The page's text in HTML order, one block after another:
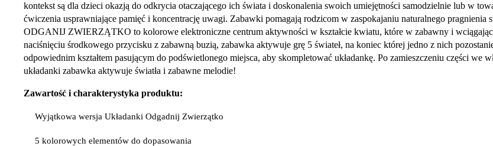
kontekst są dla dzieci okazją do odkrycia otaczającego ich świata i doskonalenia swoich umiejętności samodzielnie lub w
ćwiczenia usprawniające pamięć i koncentrację uwagi. Zabawki pomagają rodzicom w zaspokajaniu naturalnego
ODGANIJ ZWIERZĄTKO to kolorowe elektroniczne centrum aktywności w kształcie kwiatu, które w zabawny i
naciśnięciu środkowego przycisku z zabawną buzią, zabawka aktywuje grę 5 świateł, na koniec której jedno z nich
odpowiednim kształtem pasującym do podświetlonego miejsca, aby skompletować układankę. Po zamieszczeniu części we
układanki zabawka aktywuje światła i zabawne melodie!
Zawartość i charakterystyka produktu:
Wyjątkowa wersja Układanki Odgadnij Zwierzątko
5 kolorowych elementów do dopasowania